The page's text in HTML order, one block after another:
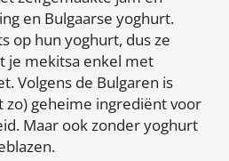
en Bulgaarse yoghurt.
op hun yoghurt, dus ze
je mekitsa enkel met
Volgens de Bulgaren is
zo) geheime ingrediënt voor
Maar ook zonder yoghurt